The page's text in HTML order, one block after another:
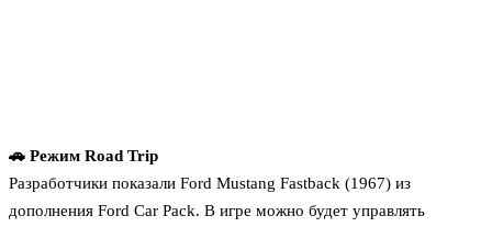
🚗 Режим Road Trip
Разработчики показали Ford Mustang Fastback (1967) из
дополнения Ford Car Pack. В игре можно будет управлять